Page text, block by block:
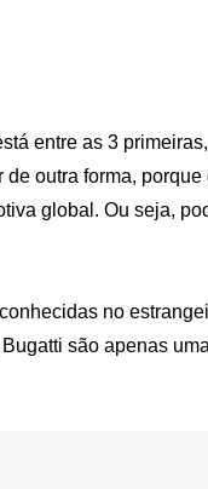
entre as 3
outra forma,
global. Ou seja,
no
são apenas